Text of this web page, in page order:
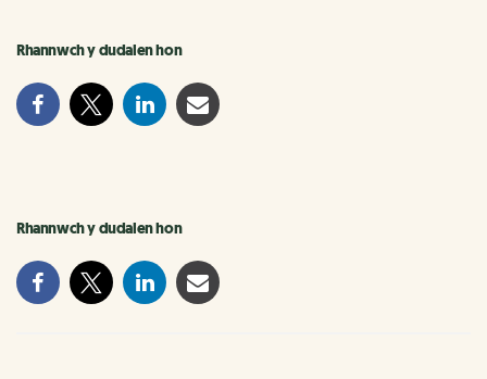
Rhannwch y dudalen hon
Rhannwch y dudalen hon